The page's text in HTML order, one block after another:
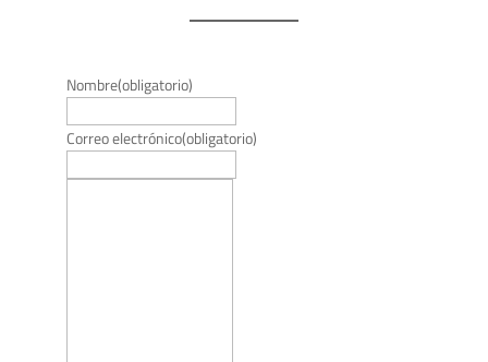
Nombre(obligatorio)
Correo electrónico(obligatorio)